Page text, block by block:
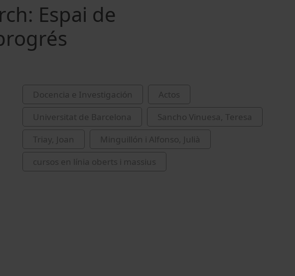
Espai de
Docencia e Investigación
Actos
Universitat de Barcelona
Sancho Vinuesa, Teresa
Triay, Joan
Minguillón i Alfonso, Julià
cursos en línia oberts i massius